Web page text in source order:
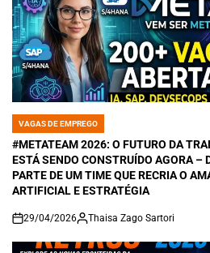
POSTED
IN
VAGAS DE EMPREGO
#METATEAM 2026: O FUTURO DA
ESTÁ SENDO CONSTRUÍDO AGORA –
PARTE DE UM TIME QUE RECRIA O
ARTIFICIAL E ESTRATÉGIA
on
29/04/2026 Thaisa Zago Sartori